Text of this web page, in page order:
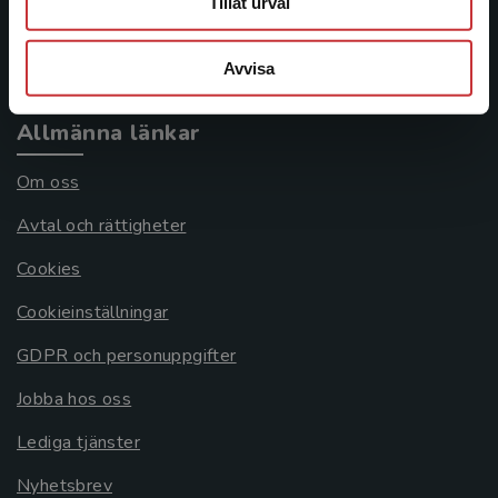
Avvisa
Köpvillkor
Allmänna länkar
Om oss
Avtal och rättigheter
Cookies
Cookieinställningar
GDPR och personuppgifter
Jobba hos oss
Lediga tjänster
Nyhetsbrev